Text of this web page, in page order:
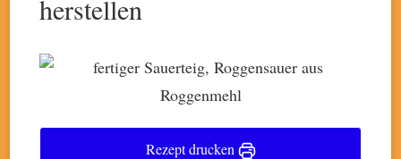
herstellen
Rezept drucken